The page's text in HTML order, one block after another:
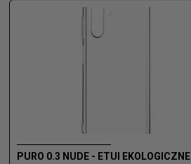
PURO 0.3 NUDE - ETUI EKOLOGICZNE